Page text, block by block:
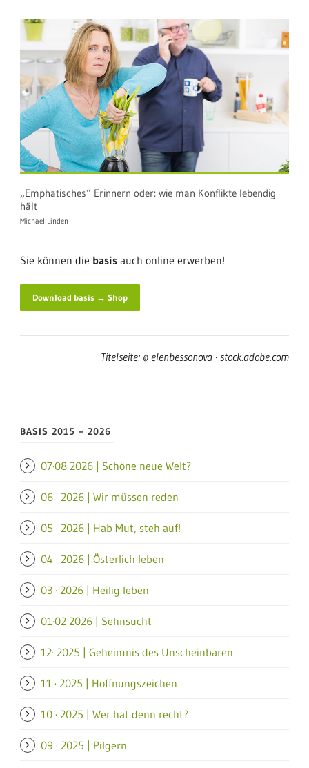
„Emphatisches“ Erinnern oder: wie man Konflikte lebendig
hält
Michael Linden
Sie können die basis auch online erwerben!
Download basis → Shop
Titelseite: © elenbessonova · stock.adobe.com
BASIS 2015 – 2026
07·08 2026 | Schöne neue Welt?
06 · 2026 | Wir müssen reden
05 · 2026 | Hab Mut, steh auf!
04 · 2026 | Österlich leben
03 · 2026 | Heilig leben
01·02 2026 | Sehnsucht
12· 2025 | Geheimnis des Unscheinbaren
11 · 2025 | Hoffnungszeichen
10 · 2025 | Wer hat denn recht?
09 · 2025 | Pilgern